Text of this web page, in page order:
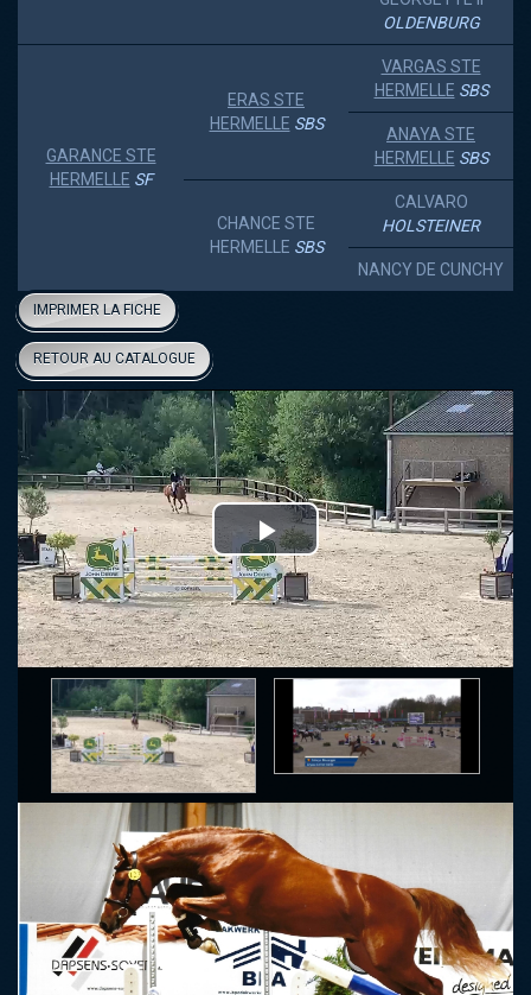
OLDENBURG
GARANCE STE
HERMELLE SF
ERAS STE
HERMELLE SBS
VARGAS STE
HERMELLE SBS
ANAYA STE
HERMELLE SBS
CHANCE STE
HERMELLE SBS
CALVARO
HOLSTEINER
NANCY DE CUNCHY
IMPRIMER LA FICHE
RETOUR AU CATALOGUE
Play
Video